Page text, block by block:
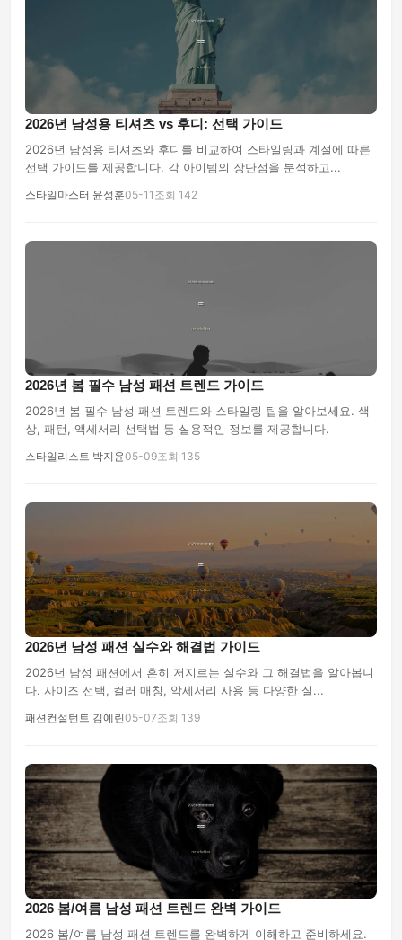
2026년 남성용 티셔츠 vs 후디: 선택 가이드
2026년 남성용 티셔츠와 후디를 비교하여 스타일링과 계절에 따른
선택 가이드를 제공합니다. 각 아이템의 장단점을 분석하고...
스타일마스터 윤성훈05-11 조회 142
2026년 봄 필수 남성 패션 트렌드 가이드
2026년 봄 필수 남성 패션 트렌드와 스타일링 팁을 알아보세요. 색
상, 패턴, 액세서리 선택법 등 실용적인 정보를 제공합니다.
스타일리스트 박지윤05-09조회 135
2026년 남성 패션 실수와 해결법 가이드
2026년 남성 패션에서 흔히 저지르는 실수와 그 해결법을 알아봅니
다. 사이즈 선택, 컬러 매칭, 악세서리 사용 등 다양한 실...
패션컨설턴트 김예린05-07조회 139
2026 봄/여름 남성 패션 트렌드 완벽 가이드
2026 봄/여름 남성 패션 트렌드를 완벽하게 이해하고 준비하세요.